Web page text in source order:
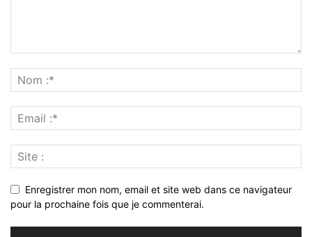
Enregistrer mon nom, email et site web dans ce navigateur
pour la prochaine fois que je commenterai.